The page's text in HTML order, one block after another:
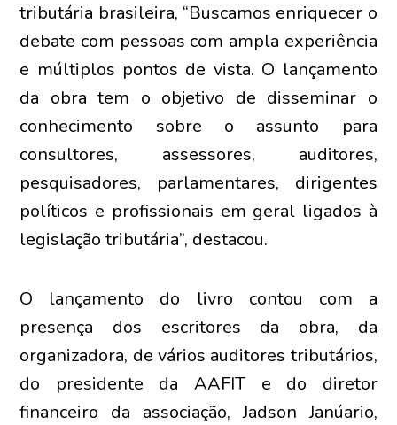
tributária brasileira, “Buscamos enriquecer o
debate com pessoas com ampla experiência
e múltiplos pontos de vista. O lançamento
da obra tem o objetivo de disseminar o
conhecimento sobre o assunto para
consultores, assessores, auditores,
pesquisadores, parlamentares, dirigentes
políticos e profissionais em geral ligados à
legislação tributária”, destacou.
O lançamento do livro contou com a
presença dos escritores da obra, da
organizadora, de vários auditores tributários,
do presidente da AAFIT e do diretor
financeiro da associação, Jadson Janúario,